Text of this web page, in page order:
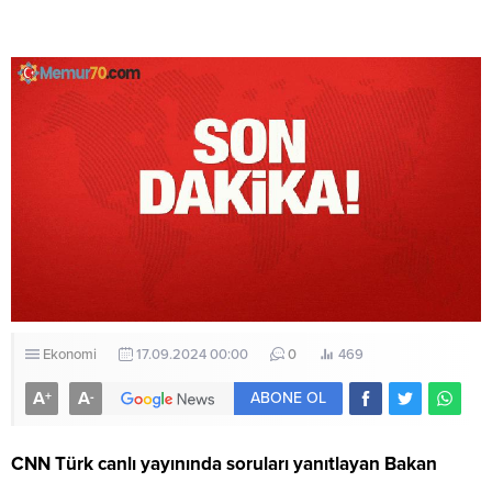
Ekonomi 17.09.2024 00:00 0 469
A+ A- ABONE OL
CNN Türk canlı yayınında soruları yanıtlayan Bakan